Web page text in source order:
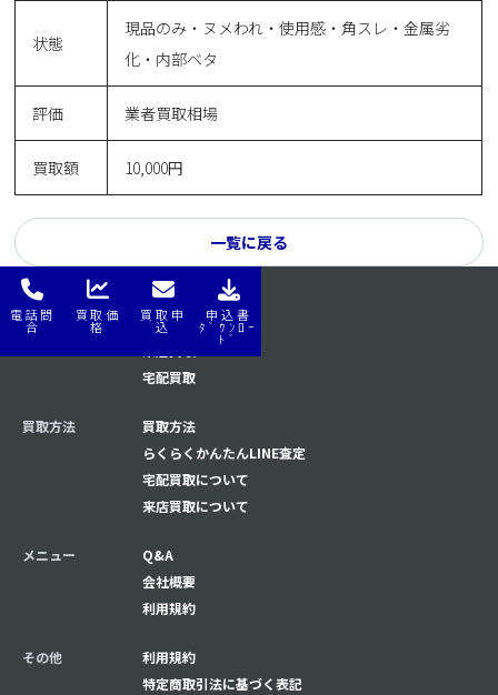
状態
現品のみ・ヌメわれ・使用感・角スレ・金属劣
化・内部ベタ
評価 業者買取相場
買取額 10,000円
一覧に戻る
電話問
合
買取価
格
買取申
込
申込書
ﾀﾞｳﾝﾛｰ
ﾄﾞ
はじめてナビ
はじめてナビ
宅配買取
買取方法
買取方法
らくらくかんたんLINE査定
宅配買取について
来店買取について
メニュー
Q&A
会社概要
利用規約
その他
利用規約
特定商取引法に基づく表記